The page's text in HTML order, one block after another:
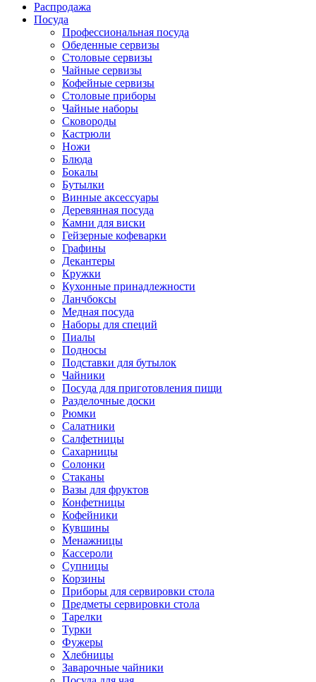
Распродажа
Посуда
Профессиональная посуда
Обеденные сервизы
Столовые сервизы
Чайные сервизы
Кофейные сервизы
Столовые приборы
Чайные наборы
Сковороды
Кастрюли
Ножи
Блюда
Бокалы
Бутылки
Винные аксессуары
Деревянная посуда
Камни для виски
Гейзерные кофеварки
Графины
Декантеры
Кружки
Кухонные принадлежности
Ланчбоксы
Медная посуда
Наборы для специй
Пиалы
Подносы
Подставки для бутылок
Чайники
Посуда для приготовления пищи
Разделочные доски
Рюмки
Салатники
Салфетницы
Сахарницы
Солонки
Стаканы
Вазы для фруктов
Конфетницы
Кофейники
Кувшины
Менажницы
Кассероли
Супницы
Корзины
Приборы для сервировки стола
Предметы сервировки стола
Тарелки
Турки
Фужеры
Хлебницы
Заварочные чайники